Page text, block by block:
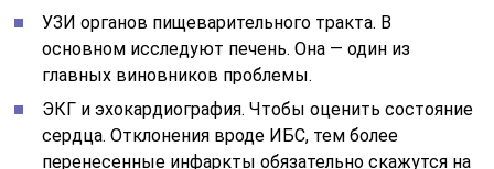
УЗИ органов пищеварительного тракта. В
основном исследуют печень. Она — один из
главных виновников проблемы.
ЭКГ и эхокардиография. Чтобы оценить состояние
сердца. Отклонения вроде ИБС, тем более
перенесенные инфаркты обязательно скажутся на